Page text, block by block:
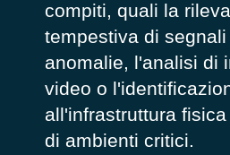
compiti, quali la
tempestiva di
anomalie, l'analisi di
video o
all'infrastruttura
di ambienti critici.